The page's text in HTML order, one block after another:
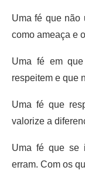
Uma fé que não
como ameaça e
Uma fé em
respeitem e que
Uma fé que
valorize a
Uma fé que se
erram. Com os